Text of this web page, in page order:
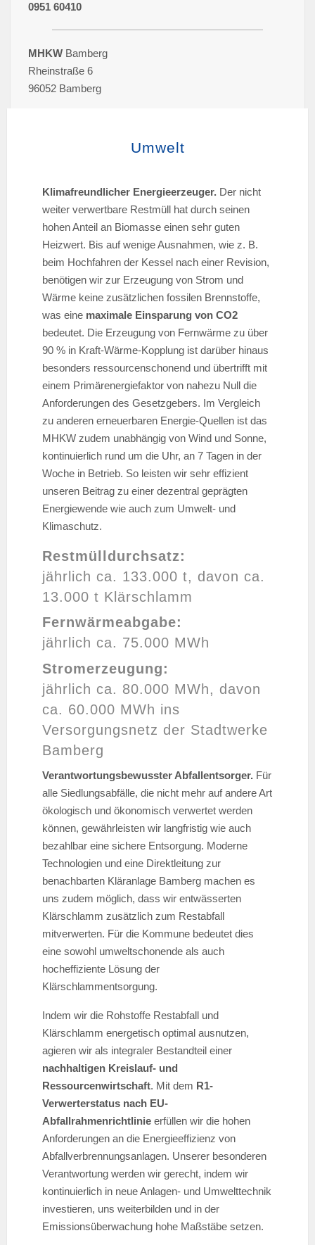
0951 60410
MHKW Bamberg
Rheinstraße 6
96052 Bamberg
Umwelt
Klimafreundlicher Energieerzeuger. Der nicht
weiter verwertbare Restmüll hat durch seinen
hohen Anteil an Biomasse einen sehr guten
Heizwert. Bis auf wenige Ausnahmen, wie z. B.
beim Hochfahren der Kessel nach einer Revision,
benötigen wir zur Erzeugung von Strom und
Wärme keine zusätzlichen fossilen Brennstoffe,
was eine maximale Einsparung von CO2
bedeutet. Die Erzeugung von Fernwärme zu über
90 % in Kraft-Wärme-Kopplung ist darüber hinaus
besonders ressourcenschonend und übertrifft mit
einem Primärenergiefaktor von nahezu Null die
Anforderungen des Gesetzgebers. Im Vergleich
zu anderen erneuerbaren Energie-Quellen ist das
MHKW zudem unabhängig von Wind und Sonne,
kontinuierlich rund um die Uhr, an 7 Tagen in der
Woche in Betrieb. So leisten wir sehr effizient
unseren Beitrag zu einer dezentral geprägten
Energiewende wie auch zum Umwelt- und
Klimaschutz.
Restmülldurchsatz:
jährlich ca. 133.000 t, davon ca.
13.000 t Klärschlamm
Fernwärmeabgabe:
jährlich ca. 75.000 MWh
Stromerzeugung:
jährlich ca. 80.000 MWh, davon
ca. 60.000 MWh ins
Versorgungsnetz der Stadtwerke
Bamberg
Verantwortungsbewusster Abfallentsorger. Für
alle Siedlungsabfälle, die nicht mehr auf andere Art
ökologisch und ökonomisch verwertet werden
können, gewährleisten wir langfristig wie auch
bezahlbar eine sichere Entsorgung. Moderne
Technologien und eine Direktleitung zur
benachbarten Kläranlage Bamberg machen es
uns zudem möglich, dass wir entwässerten
Klärschlamm zusätzlich zum Restabfall
mitverwerten. Für die Kommune bedeutet dies
eine sowohl umweltschonende als auch
hocheffiziente Lösung der
Klärschlammentsorgung.
Indem wir die Rohstoffe Restabfall und
Klärschlamm energetisch optimal ausnutzen,
agieren wir als integraler Bestandteil einer
nachhaltigen Kreislauf- und
Ressourcenwirtschaft. Mit dem R1-
Verwerterstatus nach EU-
Abfallrahmenrichtlinie erfüllen wir die hohen
Anforderungen an die Energieeffizienz von
Abfallverbrennungsanlagen. Unserer besonderen
Verantwortung werden wir gerecht, indem wir
kontinuierlich in neue Anlagen- und Umwelttechnik
investieren, uns weiterbilden und in der
Emissionsüberwachung hohe Maßstäbe setzen.